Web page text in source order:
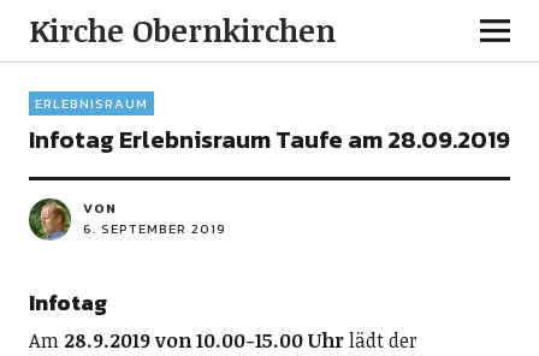
Kirche Obernkirchen
ERLEBNISRAUM
Infotag Erlebnisraum Taufe am 28.09.2019
VON
6. SEPTEMBER 2019
Infotag
Am 28.9.2019 von 10.00-15.00 Uhrlädt der